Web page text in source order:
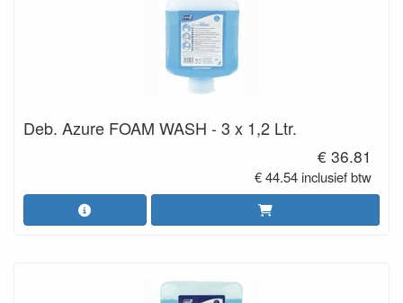
Deb. Azure FOAM WASH - 3 x 1,2 Ltr.
€ 36.81
€ 44.54 inclusief btw